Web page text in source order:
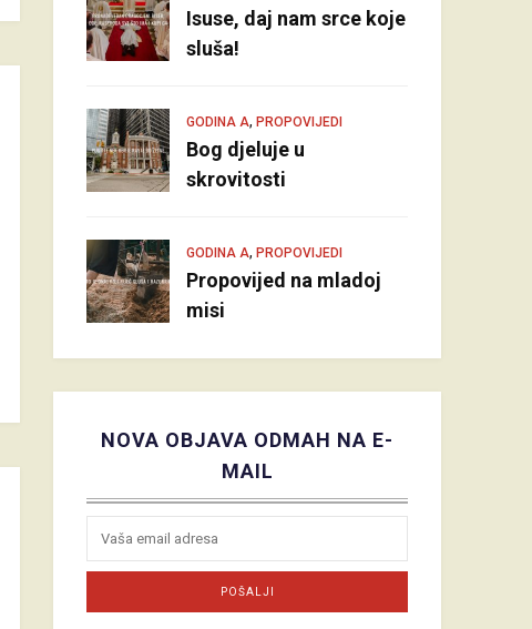
Isuse, daj nam srce koje
sluša!
GODINA A, PROPOVIJEDI
Bog djeluje u
skrovitosti
GODINA A, PROPOVIJEDI
Propovijed na mladoj
misi
NOVA OBJAVA ODMAH NA E-
MAIL